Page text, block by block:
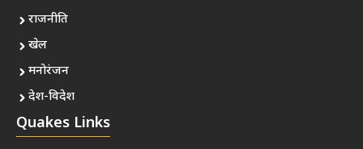
राजनीति
खेल
मनोरंजन
देश-विदेश
Quakes Links